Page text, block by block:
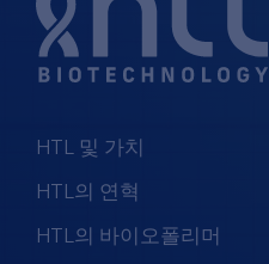
HTL 및 가치
HTL의 연혁
HTL의 바이오폴리머